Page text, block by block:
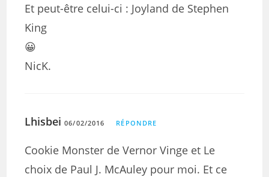
Et peut-être celui-ci : Joyland de Stephen
King
😀
NicK.
Lhisbei 06/02/2016 RÉPONDRE
Cookie Monster de Vernor Vinge et Le
choix de Paul J. McAuley pour moi. Et ce